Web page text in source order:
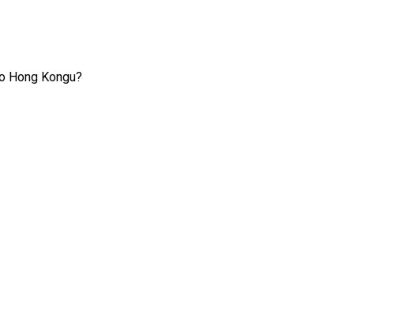
Hong Kongu?